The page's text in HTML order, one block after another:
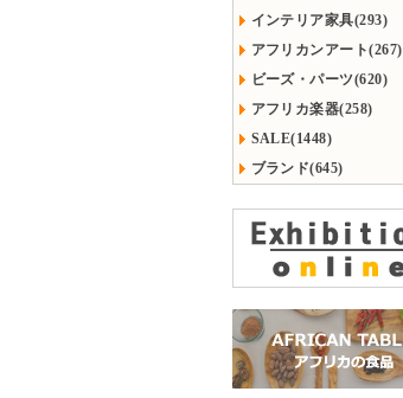
インテリア家具(293)
アフリカンアート(267)
ビーズ・パーツ(620)
アフリカ楽器(258)
SALE(1448)
ブランド(645)